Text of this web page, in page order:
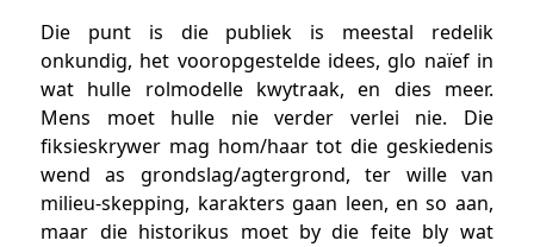
Die punt is die publiek is meestal redelik
onkundig, het vooropgestelde idees, glo naïef in
wat hulle rolmodelle kwytraak, en dies meer.
Mens moet hulle nie verder verlei nie. Die
fiksieskrywer mag hom/haar tot die geskiedenis
wend as grondslag/agtergrond, ter wille van
milieu-skepping, karakters gaan leen, en so aan,
maar die historikus moet by die feite bly wat